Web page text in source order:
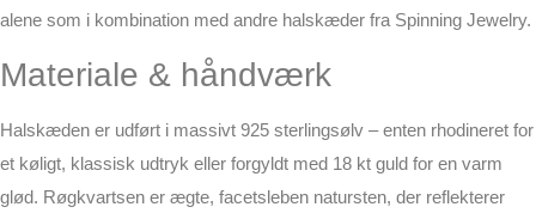
alene som i kombination med andre halskæder fra Spinning Jewelry.
Materiale & håndværk
Halskæden er udført i massivt 925 sterlingsølv – enten rhodineret for
et køligt, klassisk udtryk eller forgyldt med 18 kt guld for en varm
glød. Røgkvartsen er ægte, facetsleben natursten, der reflekterer